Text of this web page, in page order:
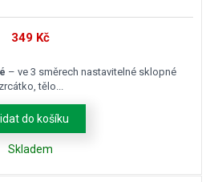
349 Kč
– ve 3 směrech nastavitelné sklopné
zrcátko, tělo...
do košíku
Skladem